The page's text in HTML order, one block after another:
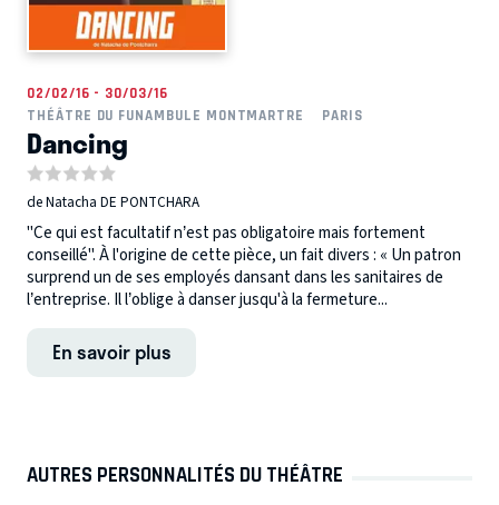
02/02/16 - 30/03/16
THÉÂTRE DU FUNAMBULE MONTMARTRE
PARIS
Dancing
de Natacha DE PONTCHARA
"Ce qui est facultatif n’est pas obligatoire mais fortement
conseillé". À l'origine de cette pièce, un fait divers : « Un patron
surprend un de ses employés dansant dans les sanitaires de
l’entreprise. Il l’oblige à danser jusqu'à la fermeture...
En savoir plus
AUTRES PERSONNALITÉS DU THÉÂTRE